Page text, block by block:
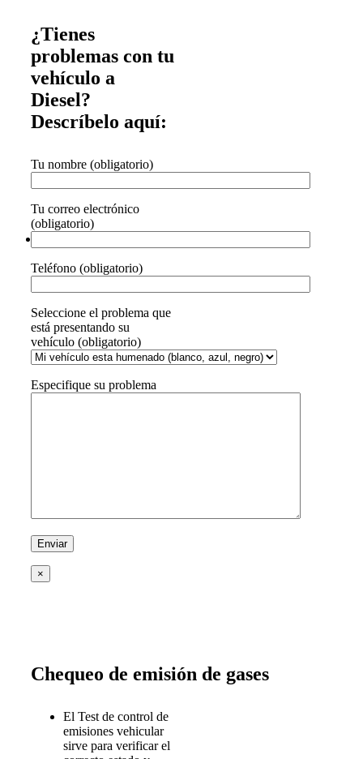
¿Tienes
problemas con tu
vehículo a
Diesel?
Descríbelo aquí:
Tu nombre (obligatorio)
Tu correo electrónico
(obligatorio)
Teléfono (obligatorio)
Seleccione el problema que
está presentando su
vehículo (obligatorio)
Especifique su problema
×
Chequeo de emisión de gases
El Test de control de
emisiones vehicular
sirve para verificar el